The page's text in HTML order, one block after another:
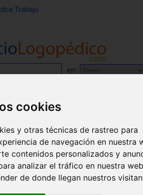
cookies
y otras técnicas de rastreo para
de navegación en nuestra
contenidos personalizados y
analizar el tráfico en nuestra
de donde llegan nuestros
Trabajo
en: